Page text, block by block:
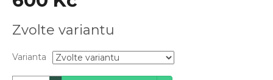
cena:
Zvolte variantu
Varianta